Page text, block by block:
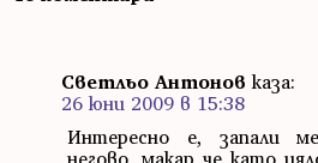
Светльо Антонов каза:
26 юни 2009 в 15:38
Интересно е, запали
негово, макар че като